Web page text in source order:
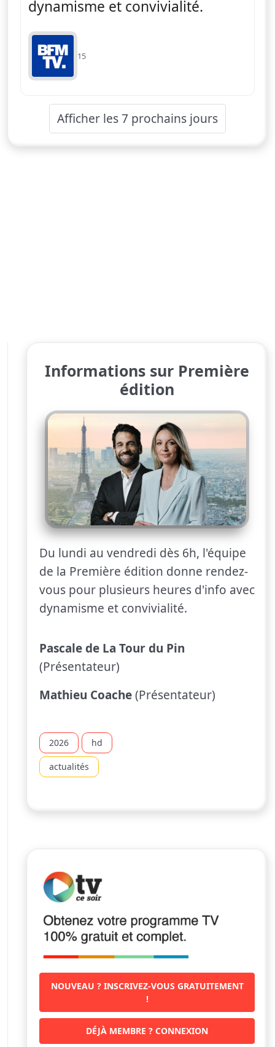
dynamisme et convivialité.
15
Afficher les 7 prochains jours
Informations sur Première
édition
Du lundi au vendredi dès 6h, l'équipe
de la Première édition donne rendez-
vous pour plusieurs heures d'info avec
dynamisme et convivialité.
Pascale de La Tour du Pin
(Présentateur)
Mathieu Coache(Présentateur)
2026 hd
actualités
NOUVEAU ? INSCRIVEZ-VOUS GRATUITEMENT
!
DÉJÀ MEMBRE ? CONNEXION